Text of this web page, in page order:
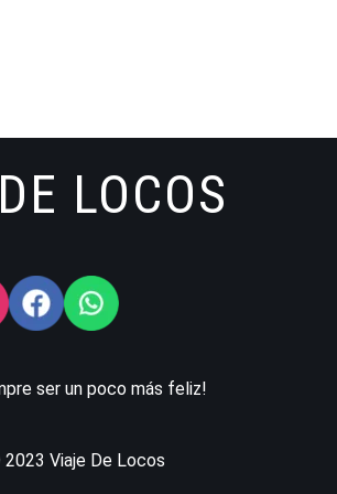
LOCOS
ser un poco más feliz!
Viaje De Locos